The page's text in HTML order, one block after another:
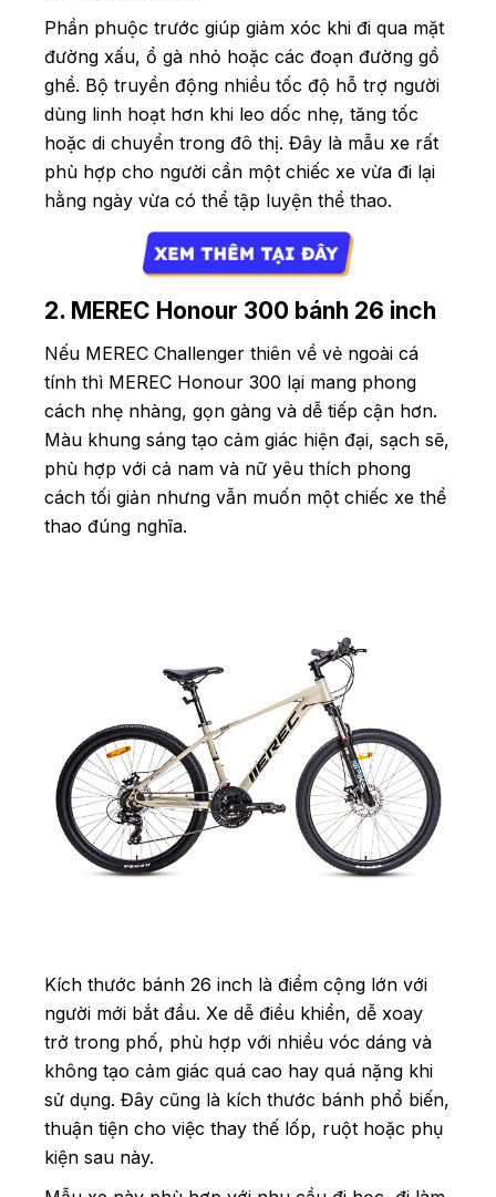
Phần phuộc trước giúp giảm xóc khi đi qua mặt
đường xấu, ổ gà nhỏ hoặc các đoạn đường gồ
ghề. Bộ truyền động nhiều tốc độ hỗ trợ người
dùng linh hoạt hơn khi leo dốc nhẹ, tăng tốc
hoặc di chuyển trong đô thị. Đây là mẫu xe rất
phù hợp cho người cần một chiếc xe vừa đi lại
hằng ngày vừa có thể tập luyện thể thao.
2. MEREC Honour 300 bánh 26 inch
Nếu MEREC Challenger thiên về vẻ ngoài cá
tính thì MEREC Honour 300 lại mang phong
cách nhẹ nhàng, gọn gàng và dễ tiếp cận hơn.
Màu khung sáng tạo cảm giác hiện đại, sạch sẽ,
phù hợp với cả nam và nữ yêu thích phong
cách tối giản nhưng vẫn muốn một chiếc xe thể
thao đúng nghĩa.
Kích thước bánh 26 inch là điểm cộng lớn với
người mới bắt đầu. Xe dễ điều khiển, dễ xoay
trở trong phố, phù hợp với nhiều vóc dáng và
không tạo cảm giác quá cao hay quá nặng khi
sử dụng. Đây cũng là kích thước bánh phổ biến,
thuận tiện cho việc thay thế lốp, ruột hoặc phụ
kiện sau này.